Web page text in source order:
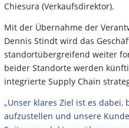
Chiesura (Verkaufsdirektor).
Mit der Übernahme der
Dennis Stindt wird das
standortübergreifend weiter
beider Standorte werden
integrierte Supply Chain
„Unser klares Ziel ist es
aufzustellen und unsere